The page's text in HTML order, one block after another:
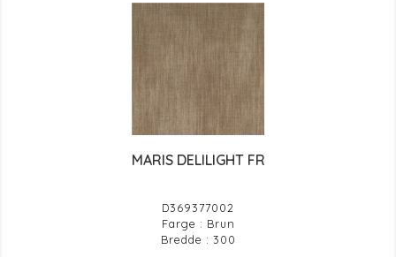
MARIS DELILIGHT FR
D369377002
Farge : Brun
Bredde : 300